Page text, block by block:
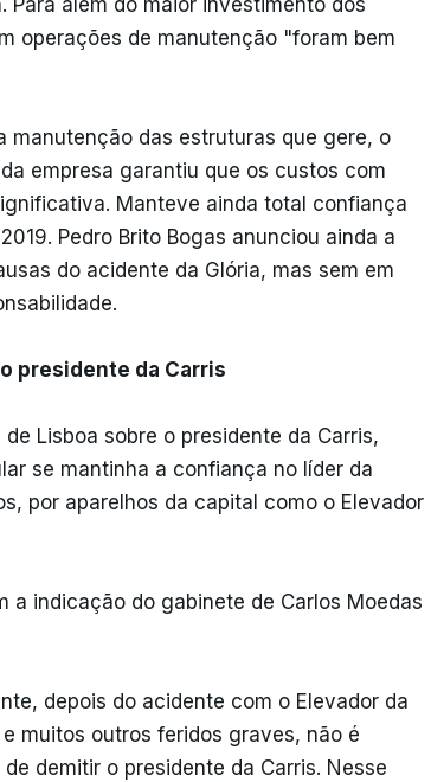
além do maior investimento dos
operações de manutenção "foram bem
manutenção das estruturas que gere, o
empresa garantiu que os custos com
Manteve ainda total confiança
Pedro Brito Bogas anunciou ainda a
do acidente da Glória, mas sem em
presidente da Carris
Lisboa sobre o presidente da Carris,
se mantinha a confiança no líder da
por aparelhos da capital como o Elevador
a indicação do gabinete de Carlos Moedas
depois do acidente com o Elevador da
muitos outros feridos graves, não é
demitir o presidente da Carris. Nesse